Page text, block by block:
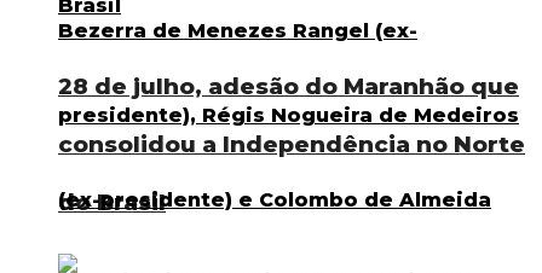
28 de julho, adesão do Maranhão que
consolidou a Independência no Norte
do Brasil